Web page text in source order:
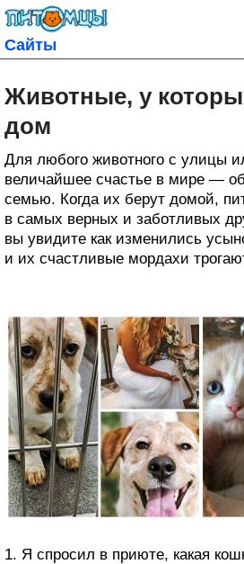
Сайты
Животные, у
дом
Для любого животного с улицы
величайшее счастье в мире —
семью. Когда их берут домой,
в самых верных и заботливых
вы увидите как изменились
и их счастливые мордахи
1. Я спросил в приюте, какая